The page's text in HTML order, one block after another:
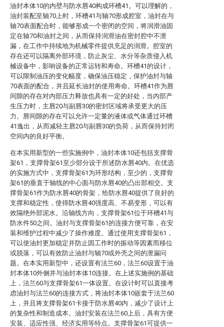
油封本体10的内壁与防水唇40构成环槽41。可以理解的，
油封装配至轴70上时，环槽41与轴70形成腔室，油封在与
轴70表面配合时，能够形成一个密闭的空间，将润滑油固
定在轴70和油封之间，从而保持润滑油在密封腔中不泄
漏，在工作中持续地为机械零件提供充足的润滑。腔室的
存在还可以隔离外部环境，防止灰尘、水分等杂质侵入机
械设备中，影响设备的正常运转和寿命。环槽41的设计，
可以限制油压的变化幅度，确保油压稳定，保护油封与轴
70表面的配合，并且延长油封的使用寿命。环槽41作为唇
间隙的存在对内部压力释放也具有一定的好处，当内部产
生压力时，主唇20与副唇30的密封区域将承受更大的压
力。唇间隙的存在可以允许一定量的液体或气体通过环槽
41逸出，从而减轻主唇20与副唇30的负荷，从而保持封闭
空间内的良好平衡。
在本实用新型的一些实施例中，油封本体10还包括支撑骨
架61，支撑骨架61至少部分设于所述防水唇40内。在优选
的实施方式中，支撑骨架61为环形结构，至少的，支撑骨
架61的垂直于轴线的中心面与防水唇40的凸出部相交。支
撑骨架61作为防水唇40的骨架，给防水唇40提供了良好的
支撑和稳定性，使得防水唇40强度高、不易变形，可以有
效隔绝外部泥水。沿轴线方向，支撑骨架61位于环槽41与
防水件50之间。油封与支撑骨架61的连接方便可靠，在安
装和维护过程中减少了操作难度。通过使用支撑骨架61，
可以使油封更加稳定并防止因工作时的振动等因素而移位
或脱落，可以有效防止油封与轴70或外壳之间的泄漏问
题。在本实用新型中，还设置有法兰60，法兰60设置于油
封本体10外侧并与油封本体10连接。在上述实施例的基础
上，法兰60与支撑骨架61一体设置。在设计时可以直接考
虑油封与法兰60的连接方式，将油封本体10嵌套于法兰60
上，并且将支撑骨架61卡接于防水唇40内，减少了设计上
的复杂性和制造成本。油封安装在法兰60上后，具有方便
安装、适应性强、经济实用等特点。支撑骨架61可提供一